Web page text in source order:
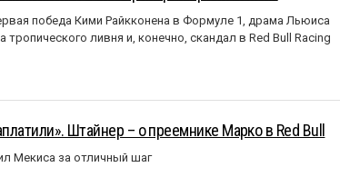
победа Кими Райкконена в Формуле 1, драма Льюиса
ливня и, конечно, скандал в Red Bull Racing
Штайнер – о преемнике Марко в Red Bull
Мекиса за отличный шаг